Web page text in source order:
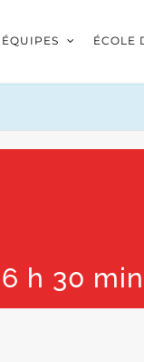
ÉQUIPES ÉCOLE
h 30 min